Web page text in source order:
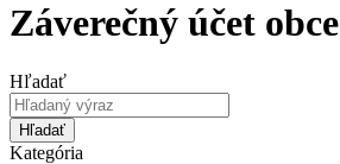
Záverečný účet obce
Hľadať
Hľadať
Kategória